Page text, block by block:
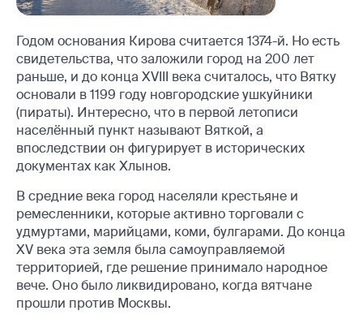
Годом основания Кирова считается 1374-й. Но есть
свидетельства, что заложили город на 200 лет
раньше, и до конца XVIII века считалось, что Вятку
основали в 1199 году новгородские ушкуйники
(пираты). Интересно, что в первой летописи
населённый пункт называют Вяткой, а
впоследствии он фигурирует в исторических
документах как Хлынов.
В средние века город населяли крестьяне и
ремесленники, которые активно торговали с
удмуртами, марийцами, коми, булгарами. До конца
XV века эта земля была самоуправляемой
территорией, где решение принимало народное
вече. Оно было ликвидировано, когда вятчане
прошли против Москвы.